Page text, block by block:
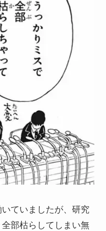
ていましたが、研究
部枯らしてしまい無